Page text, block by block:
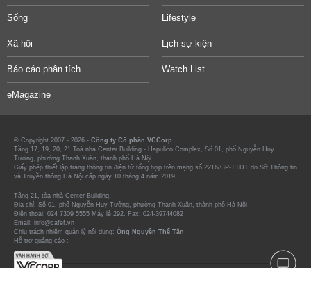
Sống Lifestyle
Xã hội Lịch sự kiện
Báo cáo phân tích Watch List
eMagazine
© Copyright 2007 - 2026 - Công ty Cổ phần VCCorp.
Tầng 17, 19, 20, 21 Toà nhà Center Building - Hapulico Complex, Số 01, phố Nguyễn Huy
Tưởng, phường Thanh Xuân, thành phố Hà Nội
Giấy phép thiết lập trang thông tin điện tử tổng hợp trên mạng số 2216/GP-TTĐT do Sở Thông tin
và Truyền thông Hà Nội cấp ngày 10 tháng 4 năm 2019.
Tầng 21, tòa nhà Center Building.
Địa chỉ: Số 01, phố Nguyễn Huy Tưởng, phường Thanh Xuân, thành phố Hà Nội
Điện thoại: 024 7309 5555 Máy lẻ 292. Fax: 024-39744082
Email: info@cafef.vn
Chịu trách nhiệm quản lý nội dung: Ông Nguyễn Thế Tân
Hỗ trợ quảng cáo :